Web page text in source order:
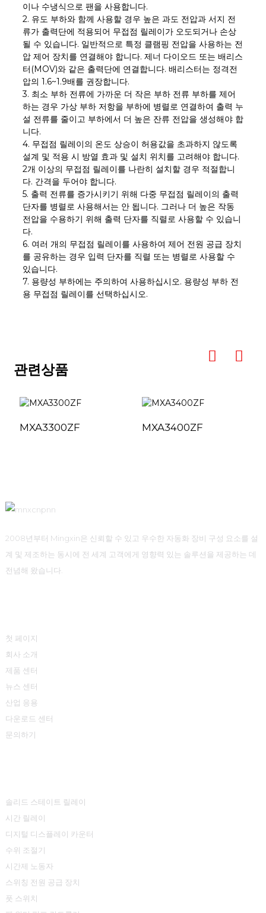
이나 수냉식으로 팬을 사용합니다.
2. 유도 부하와 함께 사용할 경우 높은 과도 전압과 서지 전
류가 출력단에 적용되어 무접점 릴레이가 오도되거나 손상
될 수 있습니다. 일반적으로 특정 클램핑 전압을 사용하는 전
압 제어 장치를 연결해야 합니다. 제너 다이오드 또는 배리스
터(MOV)와 같은 출력단에 연결합니다. 배리스터는 정격전
압의 1.6~1.9배를 권장합니다.
3. 최소 부하 전류에 가까운 더 작은 부하 전류 부하를 제어
하는 ​​경우 가상 부하 저항을 부하에 병렬로 연결하여 출력 누
설 전류를 줄이고 부하에서 더 높은 잔류 전압을 생성해야 합
니다.
4. 무접점 릴레이의 온도 상승이 허용값을 초과하지 않도록
설계 및 적용 시 방열 효과 및 설치 위치를 고려해야 합니다.
2개 이상의 무접점 릴레이를 나란히 설치할 경우 적절합니
다. 간격을 두어야 합니다.
5. 출력 전류를 증가시키기 위해 다중 무접점 릴레이의 출력
단자를 병렬로 사용해서는 안 됩니다. 그러나 더 높은 작동
전압을 수용하기 위해 출력 단자를 직렬로 사용할 수 있습니
다.
6. 여러 개의 무접점 릴레이를 사용하여 제어 전원 공급 장치
를 공유하는 경우 입력 단자를 직렬 또는 병렬로 사용할 수
있습니다.
7. 용량성 부하에는 주의하여 사용하십시오. 용량성 부하 전
용 무접점 릴레이를 선택하십시오.
관련상품
MXA3300ZF MXA3400ZF
2008년부터 Mingxin은 신뢰할 수 있고 우수한 자동화 장비 구성 요소를 설
계 및 제조하는 동시에 전 세계 고객에게 영향력 있는 솔루션을 제공하는 데
전념해 왔습니다.
첫 페이지
회사 소개
제품 센터
뉴스 센터
산업 응용
다운로드 센터
문의하기
솔리드 스테이트 릴레이
시간 릴레이
디지털 디스플레이 카운터
수위 조절기
시간제 노동자
스위칭 전원 공급 장치
풋 스위치